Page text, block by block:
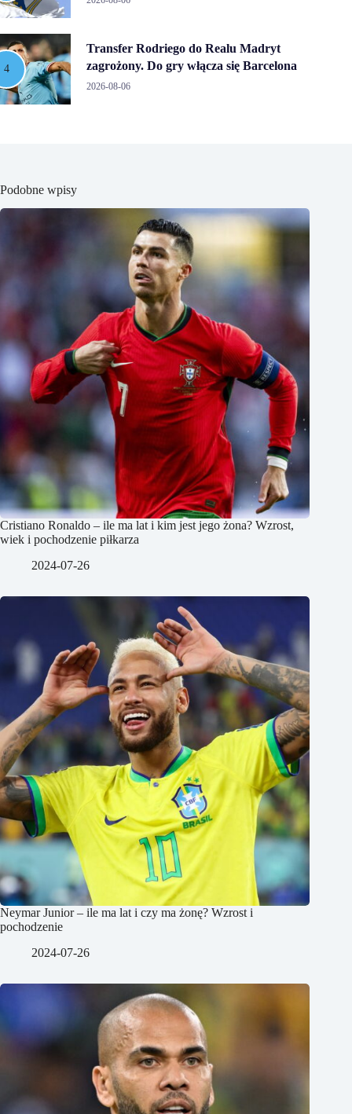
Transfer Rodriego do Realu Madryt
zagrożony. Do gry włącza się Barcelona
2026-08-06
Podobne wpisy
Cristiano Ronaldo – ile ma lat i kim jest jego żona? Wzrost,
wiek i pochodzenie piłkarza
2024-07-26
Neymar Junior – ile ma lat i czy ma żonę? Wzrost i
pochodzenie
2024-07-26